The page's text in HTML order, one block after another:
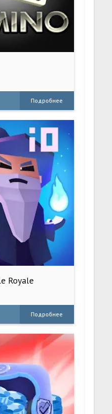
Подробнее
Royale
Подробнее